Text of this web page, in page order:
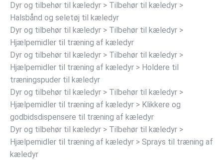
Dyr og tilbehør til kæledyr > Tilbehør til kæledyr >
Halsbånd og seletøj til kæledyr
Dyr og tilbehør til kæledyr > Tilbehør til kæledyr >
Hjælpemidler til træning af kæledyr
Dyr og tilbehør til kæledyr > Tilbehør til kæledyr >
Hjælpemidler til træning af kæledyr > Holdere til
træningspuder til kæledyr
Dyr og tilbehør til kæledyr > Tilbehør til kæledyr >
Hjælpemidler til træning af kæledyr > Klikkere og
godbidsdispensere til træning af kæledyr
Dyr og tilbehør til kæledyr > Tilbehør til kæledyr >
Hjælpemidler til træning af kæledyr > Sprays til træning af
kæledyr